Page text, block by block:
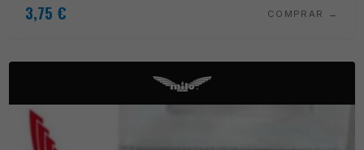
3,75 € COMPRAR